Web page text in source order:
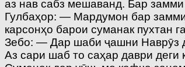
аз нав сабз мешаванд. Бар
Гулбаҳор: — Мардумон бар
карсонҳо барои суманак пухтан
Зебо: — Дар шаби ҷашни Наврӯз
Аз сари шаб то саҳар даври деги